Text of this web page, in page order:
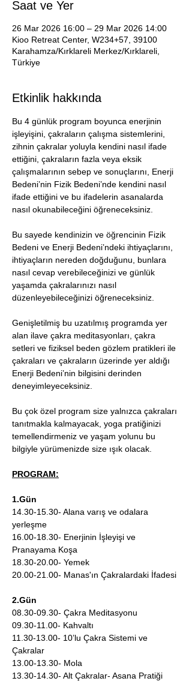
Saat ve Yer
26 Mar 2026 16:00 – 29 Mar 2026 14:00
Kioo Retreat Center, W234+57, 39100
Karahamza/Kırklareli Merkez/Kırklareli,
Türkiye
Etkinlik hakkında
Bu 4 günlük program boyunca enerjinin
işleyişini, çakraların çalışma sistemlerini,
zihnin çakralar yoluyla kendini nasıl ifade
ettiğini, çakraların fazla veya eksik
çalışmalarının sebep ve sonuçlarını, Enerji
Bedeni’nin Fizik Bedeni’nde kendini nasıl
ifade ettiğini ve bu ifadelerin asanalarda
nasıl okunabileceğini öğreneceksiniz.
Bu sayede kendinizin ve öğrencinin Fizik
Bedeni ve Enerji Bedeni’ndeki ihtiyaçlarını,
ihtiyaçların nereden doğduğunu, bunlara
nasıl cevap verebileceğinizi ve günlük
yaşamda çakralarınızı nasıl
düzenleyebileceğinizi öğreneceksiniz.
Genişletilmiş bu uzatılmış programda yer
alan ilave çakra meditasyonları, çakra
setleri ve fiziksel beden gözlem pratikleri ile
çakraları ve çakraların üzerinde yer aldığı
Enerji Bedeni’nin bilgisini derinden
deneyimleyeceksiniz.
Bu çok özel program size yalnızca çakraları
tanıtmakla kalmayacak, yoga pratiğinizi
temellendirmeniz ve yaşam yolunu bu
bilgiyle yürümenizde size ışık olacak.
PROGRAM:
1.Gün
14.30-15.30- Alana varış ve odalara
yerleşme
16.00-18.30- Enerjinin İşleyişi ve
Pranayama Koşa
18.30-20.00- Yemek
20.00-21.00- Manas'ın Çakralardaki İfadesi
2.Gün
08.30-09.30- Çakra Meditasyonu
09.30-11.00- Kahvaltı
11.30-13.00- 10’lu Çakra Sistemi ve
Çakralar
13.00-13.30- Mola
13.30-14.30- Alt Çakralar- Asana Pratiği